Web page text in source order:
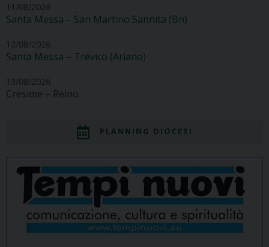
11/08/2026
Santa Messa – San Martino Sannita (Bn)
12/08/2026
Santa Messa – Trevico (Ariano)
13/08/2026
Cresime – Reino
PLANNING DIOCESI